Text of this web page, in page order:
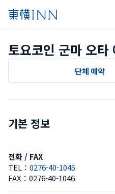
토요코인 군마 오타
단체 예약
기본 정보
전화 / FAX
TEL： 0276-40-1045
FAX： 0276-40-1046